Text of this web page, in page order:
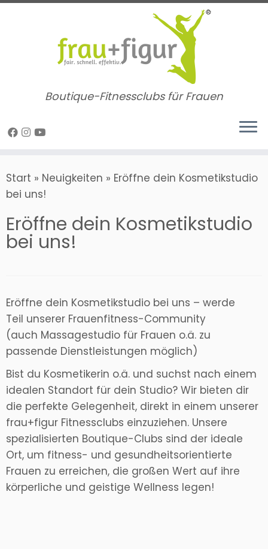
Zum
Boutique-Fitnessclubs für Frauen
Start » Neuigkeiten » Eröffne dein Kosmetikstudio
bei uns!
Eröffne dein Kosmetikstudio
bei uns!
Eröffne dein Kosmetikstudio bei uns – werde
Teil unserer Frauenfitness-Community
(auch Massagestudio für Frauen o.ä. zu
passende Dienstleistungen möglich)
Bist du Kosmetikerin o.ä. und suchst nach einem
idealen Standort für dein Studio? Wir bieten dir
die perfekte Gelegenheit, direkt in einem unserer
frau+figur Fitnessclubs einzuziehen. Unsere
spezialisierten Boutique-Clubs sind der ideale
Ort, um fitness- und gesundheitsorientierte
Frauen zu erreichen, die großen Wert auf ihre
körperliche und geistige Wellness legen!